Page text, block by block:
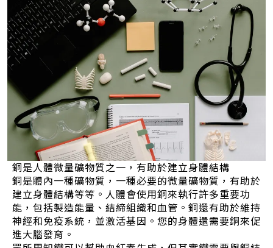
銅是人體微量礦物質之一，有助於建立身體結構
銅是體內一種礦物質，一種必要的微量礦物質，有助於
建立身體結構等等。人體會使用銅來執行許多重要功
能，包括製造能量、結締組織和血管。銅還有助於維持
神經和免疫系統，並激活基因。您的身體還需要銅來促
進大腦發育。